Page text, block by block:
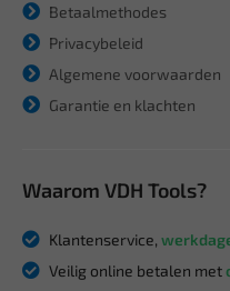
Betaalmethodes
Privacybeleid
Algemene voorwaarden
Garantie en klachten
Waarom VDH Tools?
Klantenservice,
Veilig online betalen met